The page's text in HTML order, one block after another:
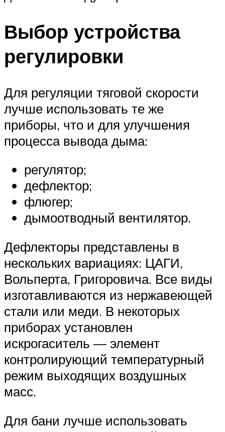
Выбор устройства
регулировки
Для регуляции тяговой скорости
лучше использовать те же
приборы, что и для улучшения
процесса вывода дыма:
регулятор;
дефлектор;
флюгер;
дымоотводный вентилятор.
Дефлекторы представлены в
нескольких вариациях: ЦАГИ,
Вольперта, Григоровича. Все виды
изготавливаются из нержавеющей
стали или меди. В некоторых
приборах установлен
искрогаситель — элемент
контролирующий температурный
режим выходящих воздушных
масс.
Для бани лучше использовать